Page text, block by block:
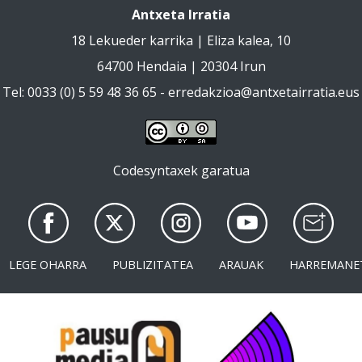
Antxeta Irratia
18 Lekueder karrika | Eliza kalea, 10
64700 Hendaia | 20304 Irun
Tel: 0033 (0) 5 59 48 36 65 - erredakzioa@antxetairratia.eus
Codesyntaxek garatua
LEGE OHARRA PUBLIZITATEA ARAUAK